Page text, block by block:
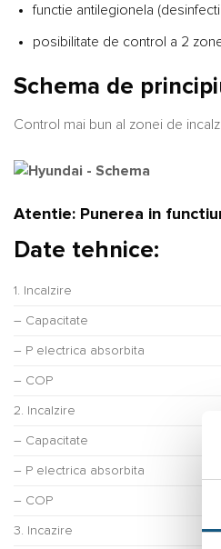
functie antilegionela
posibilitate de control a 2
Schema de
Control mai bun al zonei de
Atentie: Punerea in
Date tehnice:
1. Incalzire
– Capacitate
– P electrica absorbita
– COP
2. Incalzire
– Capacitate
– P electrica absorbita
– COP
3. Incazire